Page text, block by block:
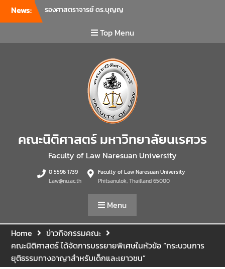
News:
รองศาสตราจารย์ ดร.บุญญ
คณะนิติศาสตร์ เป็นประธานที่
ประชุมผู้บริหารคณะพบ
เป็นการเตรียมพร้อมก่อนเปิด
ภาคเรียนต้น ปีการศึกษา 2569
พร้อมด้วยรองคณบดีทุกฝ่าย
เข้าร่วมแจ้งนโยบายแนวทาง
การบริหารงานในแต่ละด้านของ
คณะ รวมทั้งการเตรียมความ
รายวิชาวิจัยทางกฎหมาย และ
รายวิชาตรรกศาสตร์และการ
ประชุมชั้น 3 อาคารคณะ
นิติศาสตร์ มหาวิทยาลัยนเรศวร
คณะนิติศาสตร์ มหาวิทยาลัย
นเรศวร จัดโครงการเตรียม
ความพร้อมเพื่อรับมือภัยพิบัติ
และปฐมพยาบาลเบื้องต้น
ประจำปี 2569 ณ ห้อง 2-311
อาคารปราบไตรจักร 2
มหาวิทยาลัยนเรศวร โดย
Top Menu
คณะนิติศาสตร์ มหาวิทยาลัยนเรศวร
Faculty of Law Naresuan University
0 5596 1739
Law@nu.ac.th
Faculty of Law Naresuan University
Phitsanulok, Thailland 65000
Menu
Home
ข่าวกิจกรรมคณะ
คณะนิติศาสตร์ ได้จัดการบรรยายพิเศษในหัวข้อ “กระบวนการ
ยุติธรรมทางอาญาสำหรับเด็กและเยาวชน”